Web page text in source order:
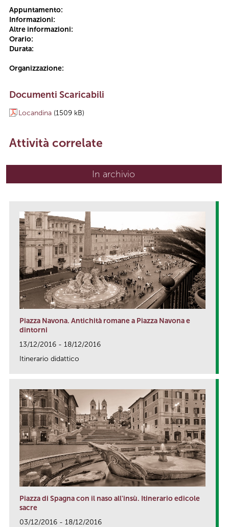
Appuntamento:
Informazioni:
Altre informazioni:
Orario:
Durata:
Organizzazione:
Documenti Scaricabili
Locandina (1509 kB)
Attività correlate
In archivio
Piazza Navona. Antichità romane a Piazza Navona e
dintorni
13/12/2016 - 18/12/2016
Itinerario didattico
Piazza di Spagna con il naso all'insù. Itinerario edicole
sacre
03/12/2016 - 18/12/2016